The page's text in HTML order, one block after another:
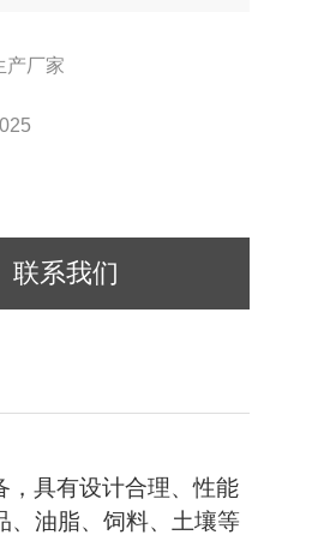
产厂家
联系我们
，具有设计合理、性能
、油脂、饲料、土壤等